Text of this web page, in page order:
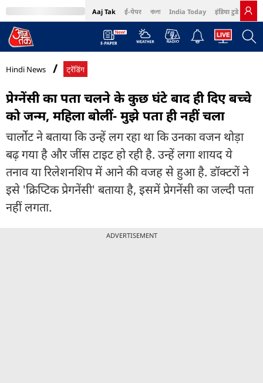
Aaj Tak ई-पेपर বাংলা India Today इंडिया टुडे हिंदी
MumbaiTak Cosmopolitan Harper's Bazaar Northeast
Hindi News ट्रेंडिंग
प्रेग्नेंसी का पता चलने के कुछ घंटे बाद ही दिए बच्चे
को जन्म, महिला बोलीं- मुझे पता ही नहीं चला
चार्लोट ने बताया कि उन्हें लग रहा था कि उनका वजन थोड़ा
बढ़ गया है और जींस टाइट हो रही है. उन्हें लगा शायद ये
तनाव या रिलेशनशिप में आने की वजह से हुआ है. डॉक्टरों ने
इसे 'क्रिप्टिक प्रेगनेंसी' बताया है, इसमें प्रेगनेंसी का जल्दी पता
नहीं लगता.
ADVERTISEMENT